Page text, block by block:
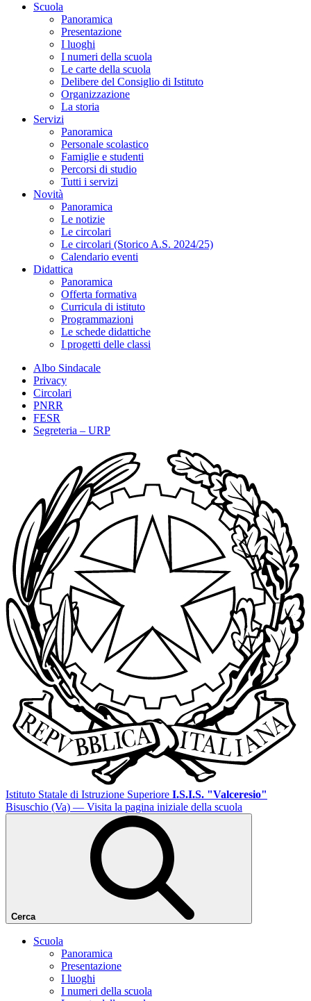
Scuola
Panoramica
Presentazione
I luoghi
I numeri della scuola
Le carte della scuola
Delibere del Consiglio di Istituto
Organizzazione
La storia
Servizi
Panoramica
Personale scolastico
Famiglie e studenti
Percorsi di studio
Tutti i servizi
Novità
Panoramica
Le notizie
Le circolari
Le circolari (Storico A.S. 2024/25)
Calendario eventi
Didattica
Panoramica
Offerta formativa
Curricula di istituto
Programmazioni
Le schede didattiche
I progetti delle classi
Albo Sindacale
Privacy
Circolari
PNRR
FESR
Segreteria – URP
Istituto Statale di Istruzione Superiore I.S.I.S. "Valceresio"
Bisuschio (Va) — Visita la pagina iniziale della scuola
Cerca
Scuola
Panoramica
Presentazione
I luoghi
I numeri della scuola